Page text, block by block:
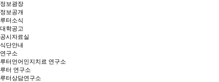
정보광장
정보공개
루터소식
대학공고
공시자료실
식단안내
연구소
루터언어인지치료 연구소
루터 연구소
루터상담연구소